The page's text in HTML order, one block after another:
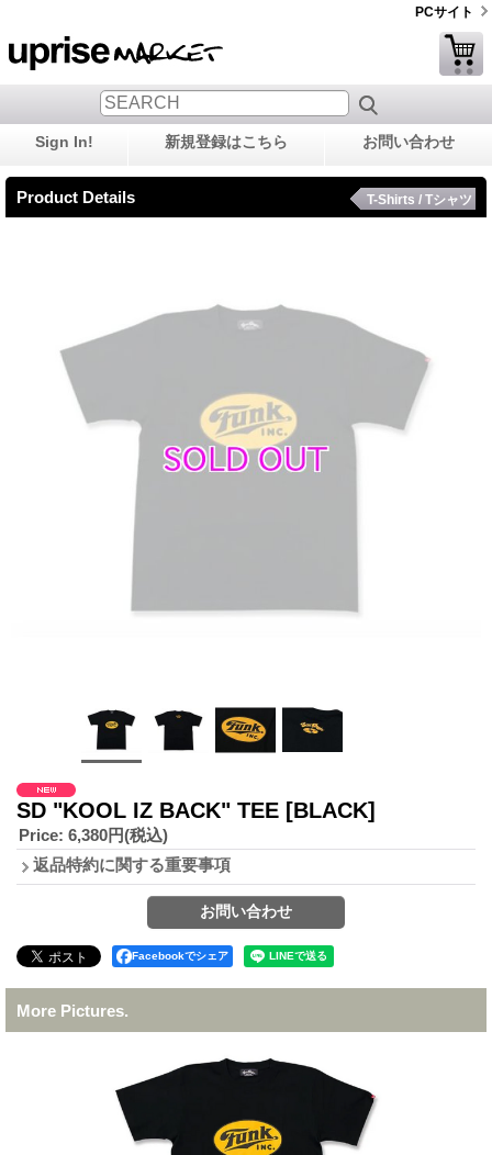
PCサイト
Sign In! 新規登録はこちら お問い合わせ
Product Details T-Shirts / Tシャツ
SD "KOOL IZ BACK" TEE [BLACK]
Price: 6,380円(税込)
返品特約に関する重要事項
Facebookでシェア
More Pictures.